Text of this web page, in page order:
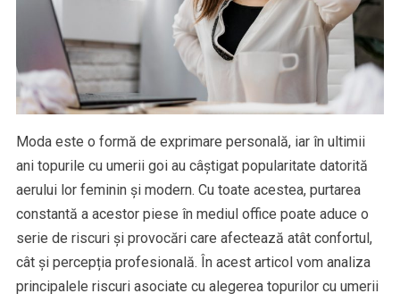
Moda este o formă de exprimare personală, iar în ultimii
ani topurile cu umerii goi au câștigat popularitate datorită
aerului lor feminin și modern. Cu toate acestea, purtarea
constantă a acestor piese în mediul office poate aduce o
serie de riscuri și provocări care afectează atât confortul,
cât și percepția profesională. În acest articol vom analiza
principalele riscuri asociate cu alegerea topurilor cu umerii